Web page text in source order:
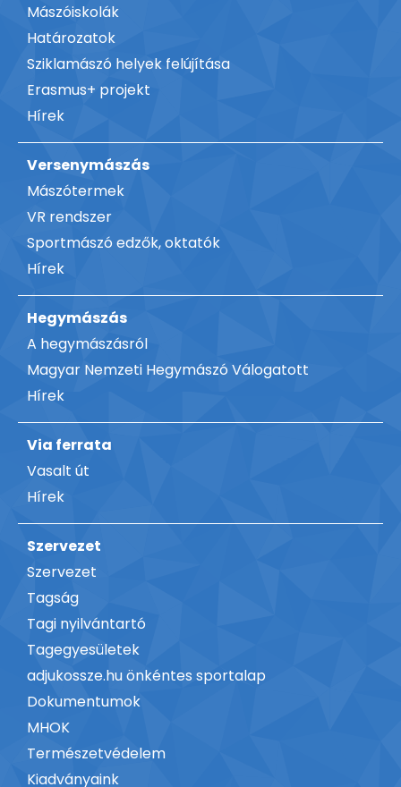
Mászóiskolák
Határozatok
Sziklamászó helyek felújítása
Erasmus+ projekt
Hírek
Versenymászás
Mászótermek
VR rendszer
Sportmászó edzők, oktatók
Hírek
Hegymászás
A hegymászásról
Magyar Nemzeti Hegymászó Válogatott
Hírek
Via ferrata
Vasalt út
Hírek
Szervezet
Szervezet
Tagság
Tagi nyilvántartó
Tagegyesületek
adjukossze.hu önkéntes sportalap
Dokumentumok
MHOK
Természetvédelem
Kiadványaink